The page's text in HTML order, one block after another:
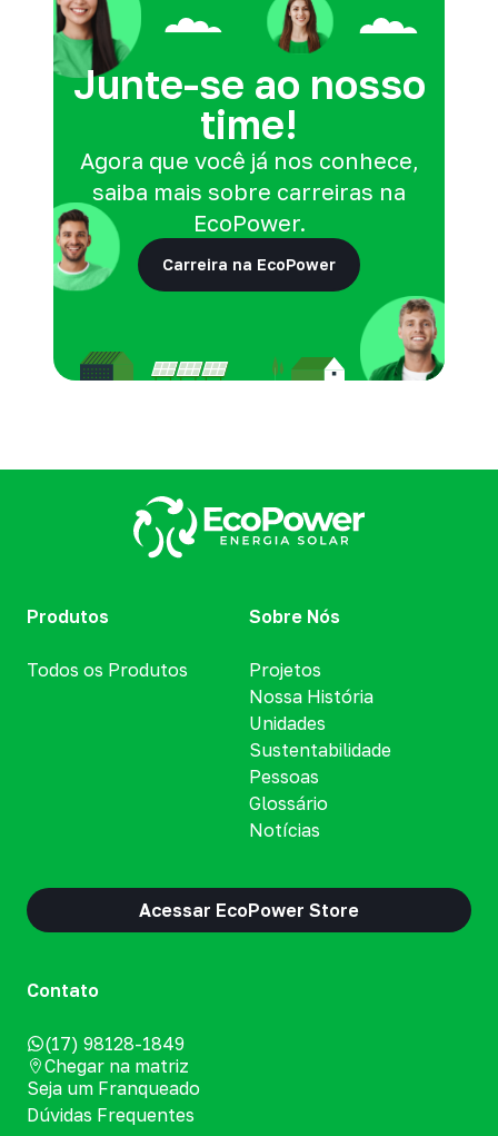
Junte-se ao nosso
time!
Agora que você já nos conhece,
saiba mais sobre carreiras na
EcoPower.
Carreira na EcoPower
Produtos
Todos os Produtos
Sobre Nós
Projetos
Nossa História
Unidades
Sustentabilidade
Pessoas
Glossário
Notícias
Acessar EcoPower Store
Contato
(17) 98128-1849
Chegar na matriz
Seja um Franqueado
Dúvidas Frequentes